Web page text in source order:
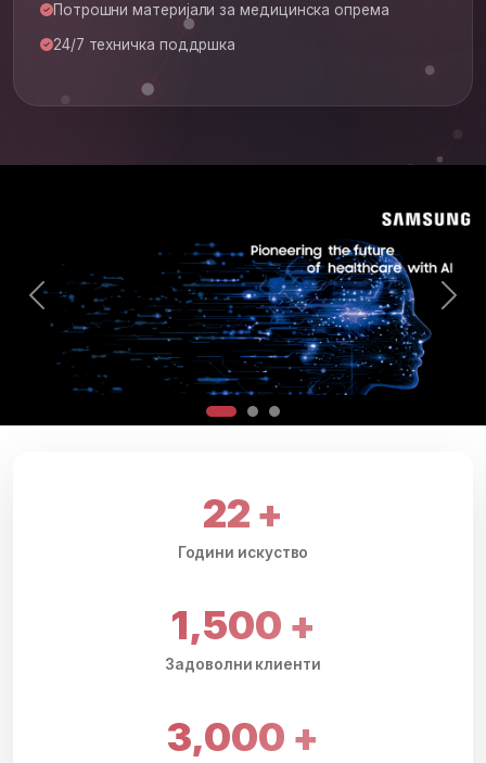
Потрошни материјали за медицинска опрема
24/7 техничка поддршка
Previous Next
22 +
Години искуство
1,500 +
Задоволни клиенти
3,000 +